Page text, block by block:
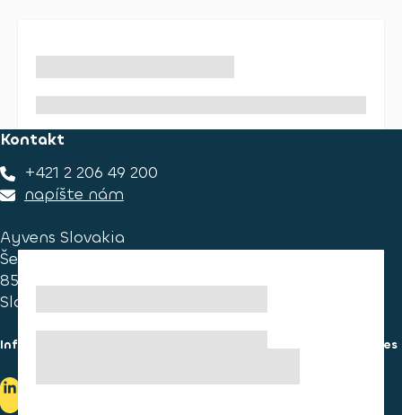
Kontakt
+421 2 206 49 200
napíšte nám
Ayvens Slovakia
Ševčenkova 34
851 01 Bratislava
Slovakia
Informácie pre spotrebiteľa Informácie o používaní cookies